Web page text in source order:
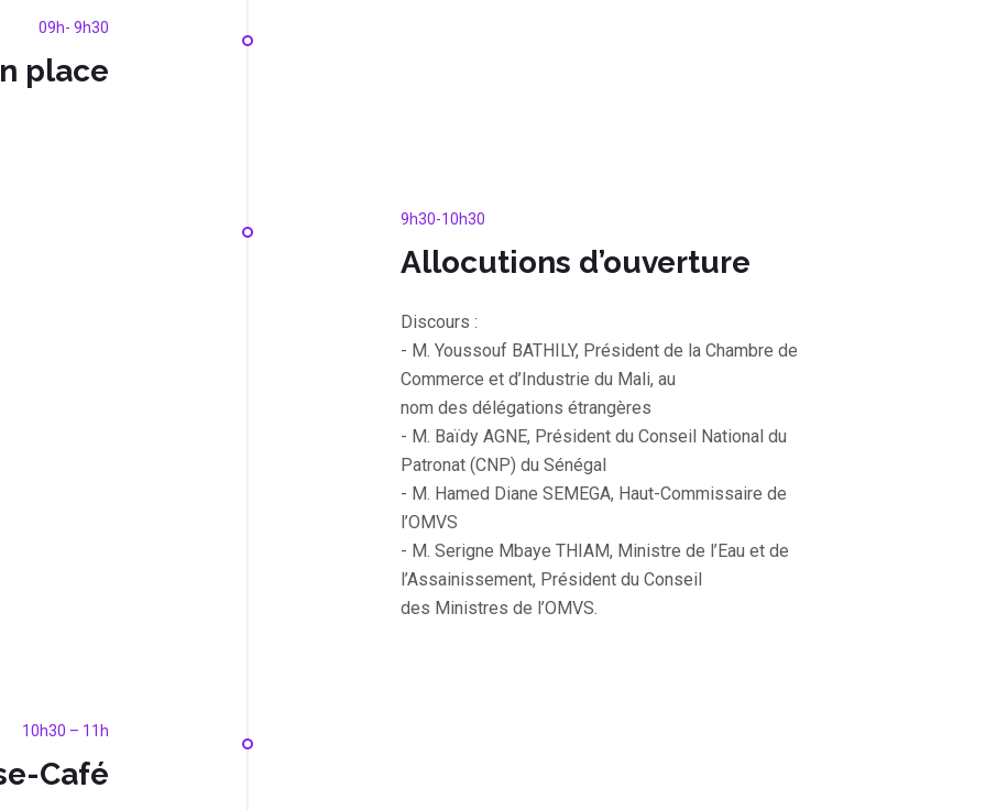
09h- 9h30
place
9h30-10h30
Allocutions d’ouverture
Discours :
- M. Youssouf BATHILY, Président de la Chambre de
Commerce et d’Industrie du Mali, au
nom des délégations étrangères
- M. Baïdy AGNE, Président du Conseil National du
Patronat (CNP) du Sénégal
- M. Hamed Diane SEMEGA, Haut-Commissaire de
l’OMVS
- M. Serigne Mbaye THIAM, Ministre de l’Eau et de
l’Assainissement, Président du Conseil
des Ministres de l’OMVS.
10h30 – 11h
Café